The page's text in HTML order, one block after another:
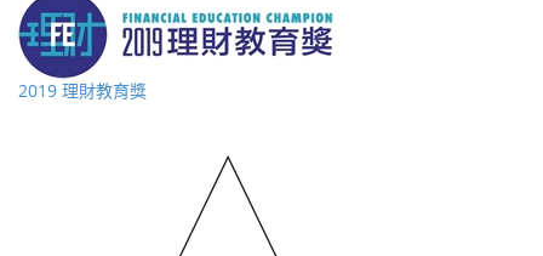
2019 理財教育獎